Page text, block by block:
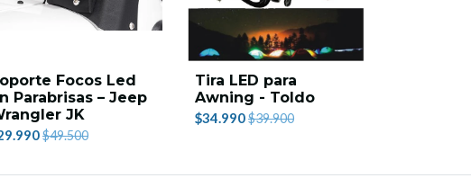
Focos Led
Parabrisas – Jeep
JK
$49.500
Tira LED para
Awning - Toldo
$34.990$39.900